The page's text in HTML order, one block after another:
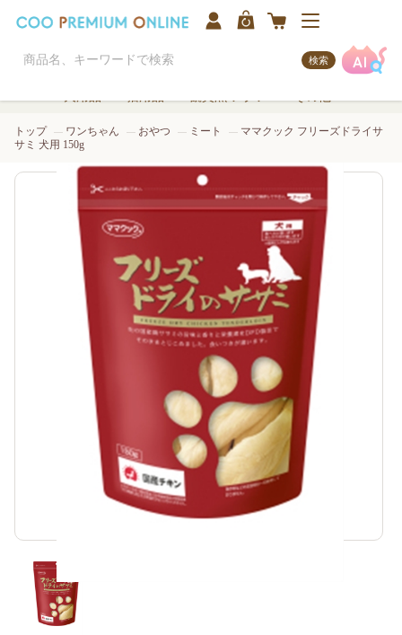
検索
トップ ワンちゃん おやつ ミート
ママクック フリーズドライサ
サミ 犬用 150g